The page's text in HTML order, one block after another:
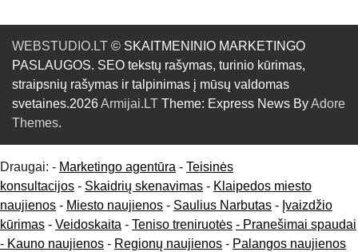
WEBSTUDIO.LT © SKAITMENINIO MARKETINGO
PASLAUGOS. SEO tekstų rašymas, turinio kūrimas,
straipsnių rašymas ir talpinimas į mūsų valdomas
svetaines.2026Armijai.LT Theme: Express News ByAdore
Themes.
Draugai: - Marketingo agentūra - Teisinės
konsultacijos - Skaidrių skenavimas - Klaipedos miesto
naujienos - Miesto naujienos - Saulius Narbutas - Įvaizdžio
kūrimas - Veidoskaita - Teniso treniruotės - Pranešimai spaudai
- Kauno naujienos - Regionų naujienos - Palangos naujienos